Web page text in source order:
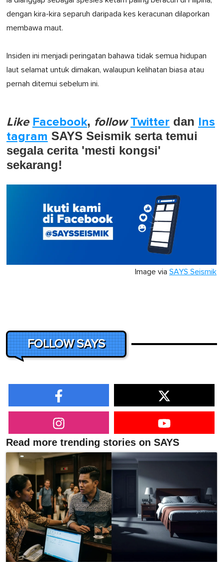
dengan kira-kira separuh daripada kes keracunan dilaporkan
membawa maut.
Insiden ini menjadi peringatan bahawa tidak semua hidupan
laut selamat untuk dimakan, walaupun kelihatan biasa atau
pernah ditemui sebelum ini.
Like Facebook, follow Twitter dan Ins
tagram SAYS Seismik serta temui
segala cerita 'mesti kongsi'
sekarang!
Image via SAYS Seismik
FOLLOW SAYS
Read more trending stories on SAYS